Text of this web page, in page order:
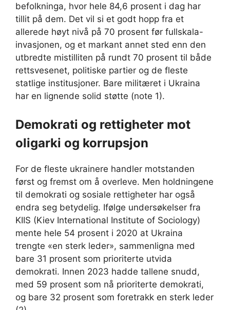
befolkninga, hvor hele 84,6 prosent i dag har
tillit på dem. Det vil si et godt hopp fra et
allerede høyt nivå på 70 prosent før fullskala-
invasjonen, og et markant annet sted enn den
utbredte mistilliten på rundt 70 prosent til både
rettsvesenet, politiske partier og de fleste
statlige institusjoner. Bare militæret i Ukraina
har en lignende solid støtte (note 1).
Demokrati og rettigheter mot
oligarki og korrupsjon
For de fleste ukrainere handler motstanden
først og fremst om å overleve. Men holdningene
til demokrati og sosiale rettigheter har også
endra seg betydelig. Ifølge undersøkelser fra
KIIS (Kiev International Institute of Sociology)
mente hele 54 prosent i 2020 at Ukraina
trengte «en sterk leder», sammenligna med
bare 31 prosent som prioriterte utvida
demokrati. Innen 2023 hadde tallene snudd,
med 59 prosent som nå prioriterte demokrati,
og bare 32 prosent som foretrakk en sterk leder